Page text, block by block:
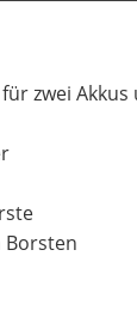
zwei
Borsten